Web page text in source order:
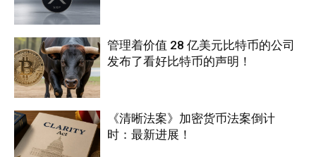
管理着价值 28 亿美元比特币的公司
发布了看好比特币的声明！
《清晰法案》加密货币法案倒计
时：最新进展！